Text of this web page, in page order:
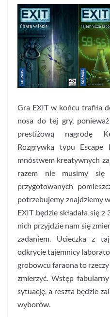
Gra EXIT w końcu trafiła
nosa do tej gry,
prestiżową nagrodę
Rozgrywka typu Escape
mnóstwem kreatywnych
razem nie musimy się
przygotowanych
potrzebujemy znajdziemy
EXIT będzie składała się
nich przyjdzie nam się
zadaniem. Ucieczka z
odkrycie tajemnicy
grobowcu faraona to
zmierzyć. Wstęp
sytuację, a reszta będzie
wyborów.